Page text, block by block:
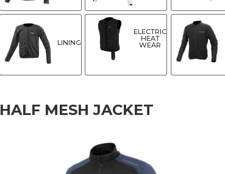
LINING
ELECTRIC
HEAT
WEAR
HALF MESH JACKET